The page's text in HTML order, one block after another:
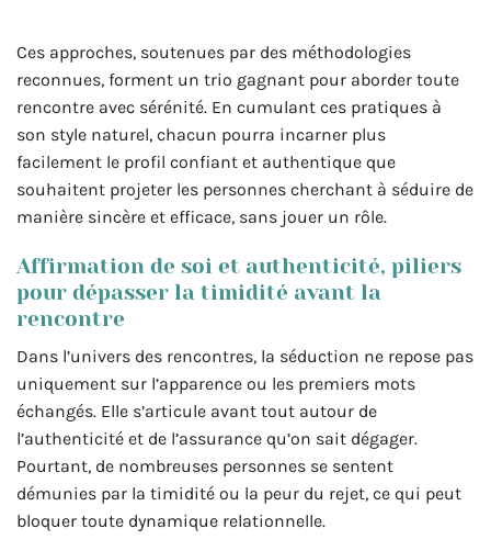
Ces approches, soutenues par des méthodologies
reconnues, forment un trio gagnant pour aborder toute
rencontre avec sérénité. En cumulant ces pratiques à
son style naturel, chacun pourra incarner plus
facilement le profil confiant et authentique que
souhaitent projeter les personnes cherchant à séduire de
manière sincère et efficace, sans jouer un rôle.
Affirmation de soi et authenticité, piliers
pour dépasser la timidité avant la
rencontre
Dans l’univers des rencontres, la séduction ne repose pas
uniquement sur l’apparence ou les premiers mots
échangés. Elle s’articule avant tout autour de
l’authenticité et de l’assurance qu’on sait dégager.
Pourtant, de nombreuses personnes se sentent
démunies par la timidité ou la peur du rejet, ce qui peut
bloquer toute dynamique relationnelle.